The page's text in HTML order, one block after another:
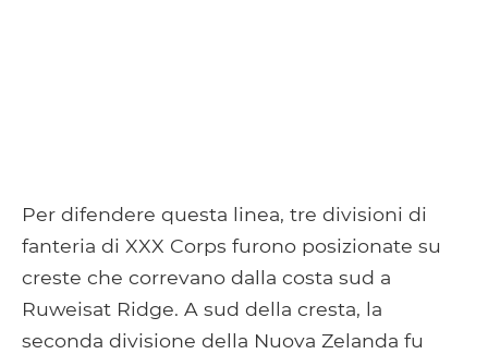
Per difendere questa linea, tre divisioni di
fanteria di XXX Corps furono posizionate su
creste che correvano dalla costa sud a
Ruweisat Ridge. A sud della cresta, la
seconda divisione della Nuova Zelanda fu